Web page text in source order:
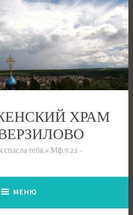
ХРАМ
спасла тебя.» Мф.9:22
МЕНЮ